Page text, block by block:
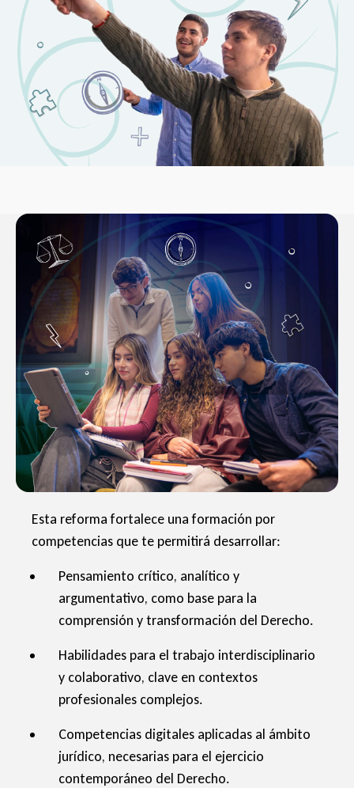
Esta reforma fortalece una formación por
competencias que te permitirá desarrollar:
Pensamiento crítico, analítico y
argumentativo, como base para la
comprensión y transformación del Derecho.
Habilidades para el trabajo interdisciplinario
y colaborativo, clave en contextos
profesionales complejos.
Competencias digitales aplicadas al ámbito
jurídico, necesarias para el ejercicio
contemporáneo del Derecho.